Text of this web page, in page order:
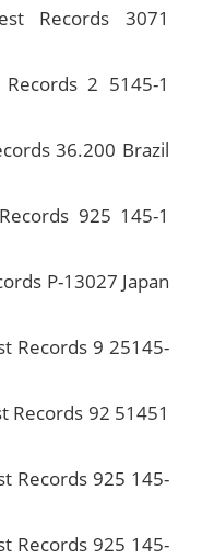
Records 3071
2 5145-1
36.200 Brazil
925 145-1
P-13027 Japan
Records 9 25145-
Records 92 51451
Records 925 145-
Records 925 145-